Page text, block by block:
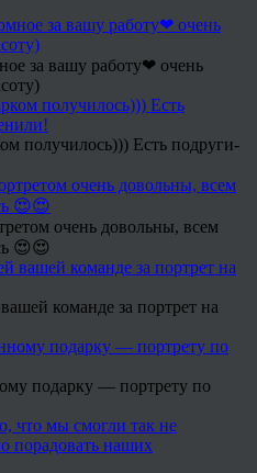
за вашу работу❤ очень
получилось))) Есть подруги-
очень довольны, всем
😍😍
команде за портрет на
подарку — портрету по